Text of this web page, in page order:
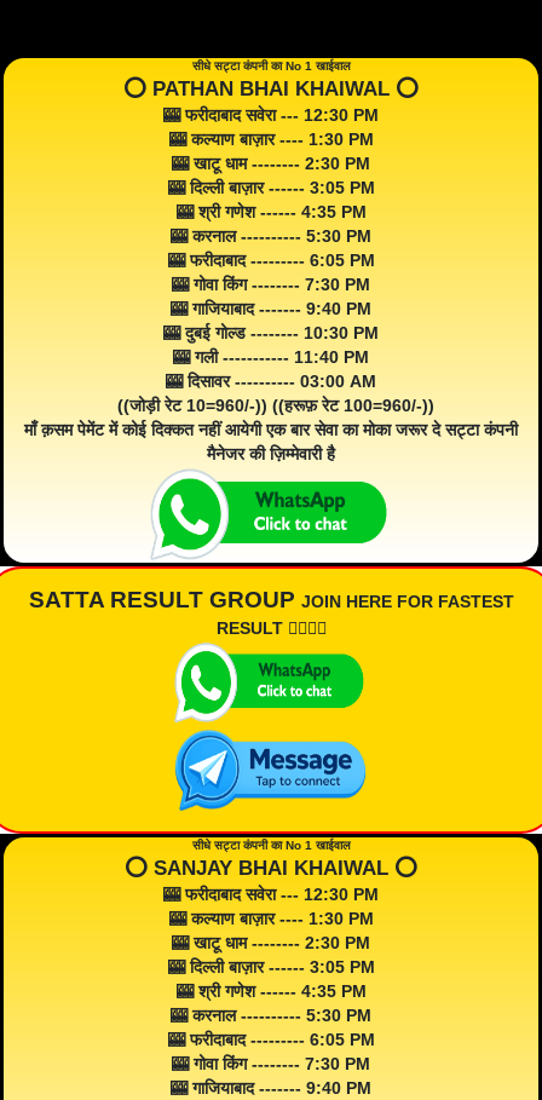
सीधे सट्टा कंपनी का No 1 खाईवाल
⭕️ PATHAN BHAI KHAIWAL ⭕️
🎰 फरीदाबाद सवेरा --- 12:30 PM
🎰 कल्याण बाज़ार ---- 1:30 PM
🎰 खाटू धाम -------- 2:30 PM
🎰 दिल्ली बाज़ार ------ 3:05 PM
🎰 श्री गणेश ------ 4:35 PM
🎰 करनाल ---------- 5:30 PM
🎰 फरीदाबाद --------- 6:05 PM
🎰 गोवा किंग -------- 7:30 PM
🎰 गाजियाबाद ------- 9:40 PM
🎰 दुबई गोल्ड -------- 10:30 PM
🎰 गली ----------- 11:40 PM
🎰 दिसावर ---------- 03:00 AM
((जोड़ी रेट 10=960/-)) ((हरूफ़ रेट 100=960/-))
माँ क़सम पेमेंट में कोई दिक्कत नहीं आयेगी एक बार सेवा का मोका जरूर दे सट्टा कंपनी
मैनेजर की ज़िम्मेवारी है
SATTA RESULT GROUP JOIN HERE FOR FASTEST
RESULT 👇🏾👇🏾
सीधे सट्टा कंपनी का No 1 खाईवाल
⭕️ SANJAY BHAI KHAIWAL ⭕️
🎰 फरीदाबाद सवेरा --- 12:30 PM
🎰 कल्याण बाज़ार ---- 1:30 PM
🎰 खाटू धाम -------- 2:30 PM
🎰 दिल्ली बाज़ार ------ 3:05 PM
🎰 श्री गणेश ------ 4:35 PM
🎰 करनाल ---------- 5:30 PM
🎰 फरीदाबाद --------- 6:05 PM
🎰 गोवा किंग -------- 7:30 PM
🎰 गाजियाबाद ------- 9:40 PM